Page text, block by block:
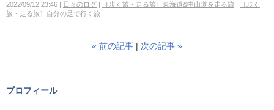
2022/09/12 23:46 日々のログ ［歩く旅・走る旅］東海道&中山道を走る旅
［歩く
旅・走る旅］自分の足で行く旅
« 前の記事 次の記事 »
プロフィール